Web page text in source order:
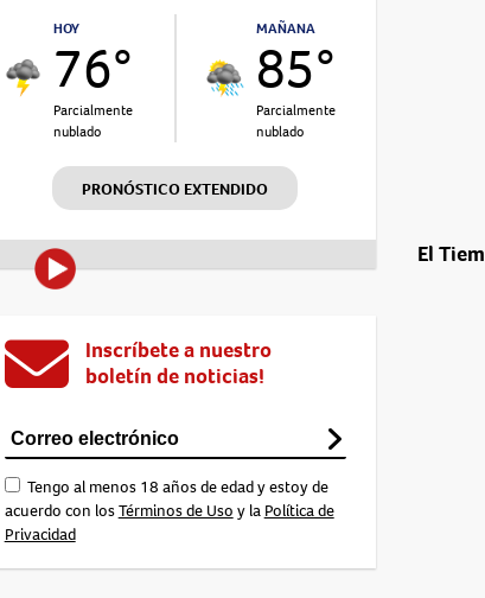
HOY
76°
Parcialmente
nublado
MAÑANA
85°
Parcialmente
nublado
PRONÓSTICO EXTENDIDO
El
Inscríbete a nuestro
boletín de noticias!
Tengo al menos 18 años de edad y estoy de
acuerdo con losTérminos de Uso y la Política de
Privacidad